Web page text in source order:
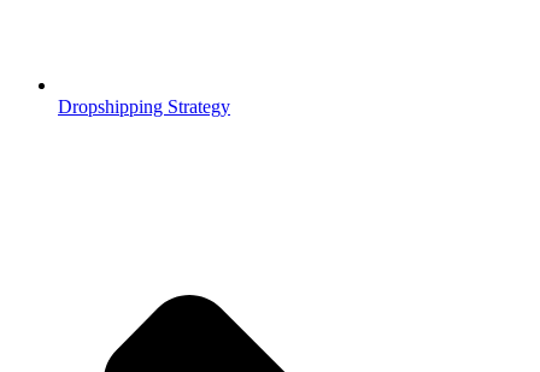
Dropshipping Strategy